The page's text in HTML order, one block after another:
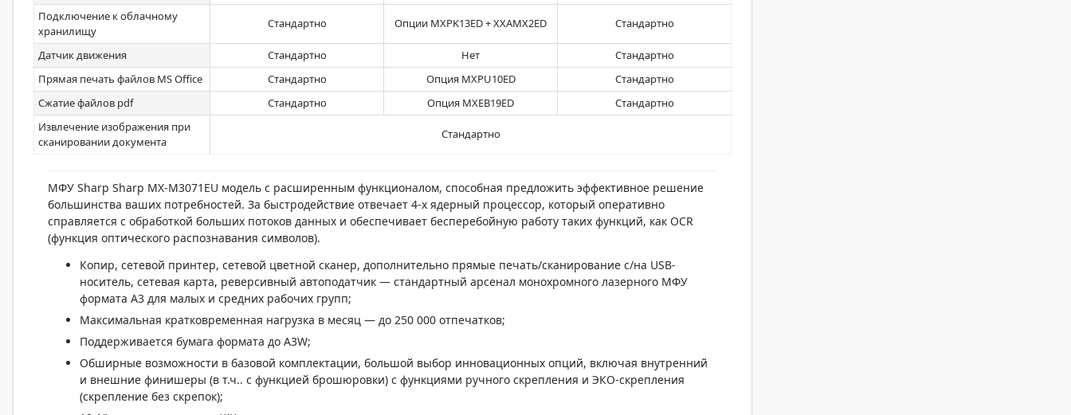
Подключение к облачному
хранилищу
Стандартно Опции MXPK13ED + XXAMX2ED Стандартно
Датчик движения Стандартно Нет
Стандартно
Прямая печать файлов MS Office
Стандартно Опция MXPU10ED
Стандартно
Сжатие файлов pdf
Стандартно Опция MXEB19ED
Стандартно
Извлечение изображения при
сканировании документа
Стандартно
МФУ Sharp Sharp MX-M3071EU модель с расширенным функционалом, способная предложить эффективное решение
большинства ваших потребностей. За быстродействие отвечает 4-х ядерный процессор, который оперативно
справляется с обработкой больших потоков данных и обеспечивает бесперебойную работу таких функций, как OCR
(функция оптического распознавания символов).
Копир, сетевой принтер, сетевой цветной сканер, дополнительно прямые печать/сканирование с/на USB-
носитель, сетевая карта, реверсивный автоподатчик — стандартный арсенал монохромного лазерного МФУ
формата А3 для малых и средних рабочих групп;
Максимальная кратковременная нагрузка в месяц — до 250 000 отпечатков;
Поддерживается бумага формата до A3W;
Обширные возможности в базовой комплектации, большой выбор инновационных опций, включая внутренний
и внешние финишеры (в т.ч.. с функцией брошюровки) с функциями ручного скрепления и ЭКО-скрепления
(скрепление без скрепок);